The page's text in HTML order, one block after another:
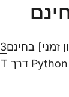
זמני] בחינם3